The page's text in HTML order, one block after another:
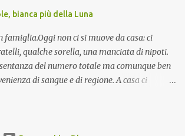
bianca più della Luna
famiglia.Oggi non ci si muove da casa: ci
qualche sorella, una manciata di nipoti.
del numero totale ma comunque ben
di sangue e di regione. A casa ci